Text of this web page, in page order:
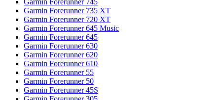
Garmin Forerunner 745
Garmin Forerunner 735 XT
Garmin Forerunner 720 XT
Garmin Forerunner 645 Music
Garmin Forerunner 645
Garmin Forerunner 630
Garmin Forerunner 620
Garmin Forerunner 610
Garmin Forerunner 55
Garmin Forerunner 50
Garmin Forerunner 45S